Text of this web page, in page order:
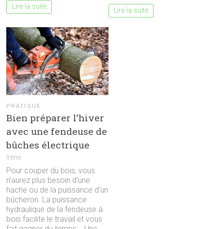
Lire la suite Lire la suite
PRATIQUE
Bien préparer l’hiver
avec une fendeuse de
bûches électrique
Irène
Pour couper du bois, vous
n’aurez plus besoin d'une
hache ou de la puissance d'un
bûcheron. La puissance
hydraulique de la fendeuse à
bois facilite le travail et vous